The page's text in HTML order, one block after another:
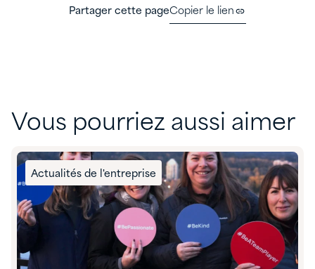
Partager cette pageCopier le lien
Vous pourriez aussi aimer
Actualités de l'entreprise